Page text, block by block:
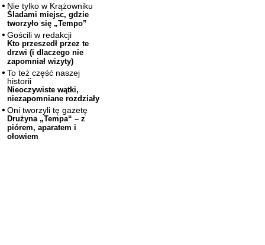
Nie tylko w Krążowniku
Śladami miejsc, gdzie
tworzyło się „Tempo”
Gościli w redakcji
Kto przeszedł przez te
drzwi (i dlaczego nie
zapomniał wizyty)
To też część naszej
historii
Nieoczywiste wątki,
niezapomniane rozdziały
Oni tworzyli tę gazetę
Drużyna „Tempa“ – z
piórem, aparatem i
ołowiem